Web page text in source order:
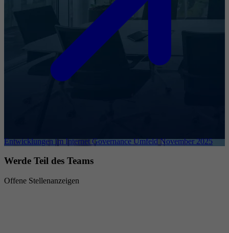
Entwicklungen im Internet Governance Umfeld November 2025
Werde Teil des Teams
Offene Stellenanzeigen